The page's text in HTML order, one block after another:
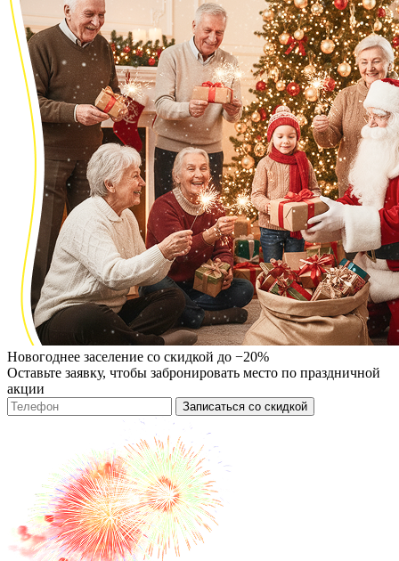
Новогоднее заселение со скидкой до −20%
Оставьте заявку, чтобы забронировать место по праздничной
акции
Записаться со скидкой